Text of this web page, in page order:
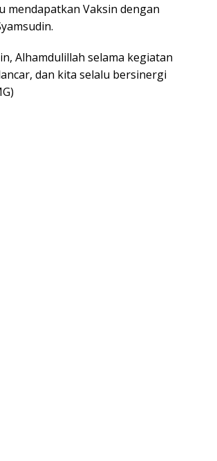
mendapatkan Vaksin dengan
Alhamdulillah selama kegiatan
dan kita selalu bersinergi